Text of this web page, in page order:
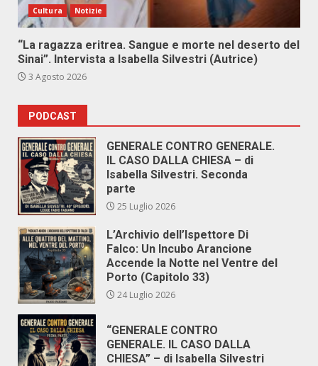
Cultura Notizie
“La ragazza eritrea. Sangue e morte nel deserto del
Sinai”. Intervista a Isabella Silvestri (Autrice)
3 Agosto 2026
PODCAST
GENERALE CONTRO GENERALE.
IL CASO DALLA CHIESA – di
Isabella Silvestri. Seconda
parte
25 Luglio 2026
L’Archivio dell’Ispettore Di
Falco: Un Incubo Arancione
Accende la Notte nel Ventre del
Porto (Capitolo 33)
24 Luglio 2026
“GENERALE CONTRO
GENERALE. IL CASO DALLA
CHIESA” – di Isabella Silvestri